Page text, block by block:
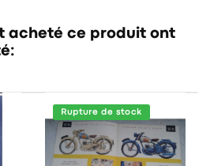
acheté ce produit ont
Rupture de stock